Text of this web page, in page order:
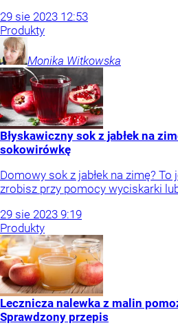
29 sie 2023 12:53
Produkty
Monika Witkowska
Błyskawiczny sok z jabłek na
sokowirówkę
Domowy sok z jabłek na zimę?
zrobisz przy pomocy wyciskarki
29 sie 2023 9:19
Produkty
Lecznicza nalewka z malin
Sprawdzony przepis